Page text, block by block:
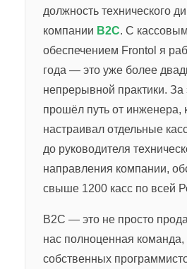
должность технического
компании B2C. С
обеспечением Frontol я
года — это уже более
непрерывной практики. За
прошёл путь от инженера,
настраивал отдельные
до руководителя
направления компании,
свыше 1200 касс по всей
B2C — это не просто
нас полноценная
собственных